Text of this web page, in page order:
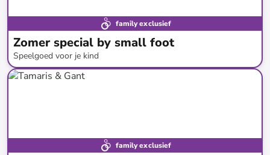
family exclusief
Zomer special by small foot
Speelgoed voor je kind
tot-43%*
family exclusief